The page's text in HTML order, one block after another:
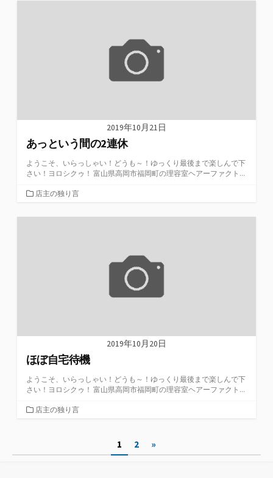
2019年10月21日
あっという間の2連休
ようこそ、いらっしゃい！どうも～！ゆっくり最後まで楽しんで下
さい！ヨロシクゥ！ 富山県高岡市福岡町の理容室ヘアーファクト...
カ
ゴ
店主の独り言
2019年10月20日
ほぼ自宅待機
ようこそ、いらっしゃい！どうも～！ゆっくり最後まで楽しんで下
さい！ヨロシクゥ！ 富山県高岡市福岡町の理容室ヘアーファクト...
カ
ー
店主の独り言
1 2 »